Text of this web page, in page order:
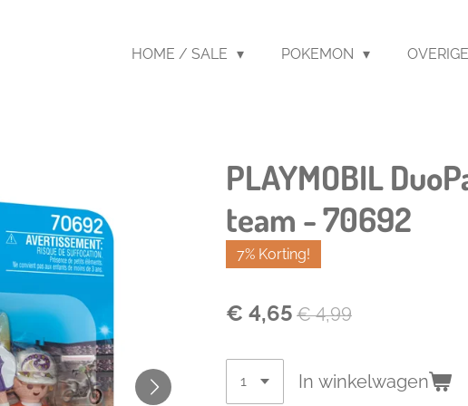
HOME / SALE POKEMON
PLAYMOBIL
team - 70692
7% Korting!
€ 4,65 € 4,99
In winkelwagen